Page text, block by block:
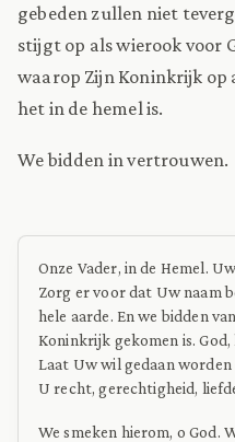
gebeden zullen niet
stijgt op als wierook voor
waarop Zijn Koninkrijk op
het in de hemel is.
We bidden in vertrouwen.
Onze Vader, in de Hemel.
Zorg er voor dat Uw naam
hele aarde. En we bidden
Koninkrijk gekomen is.
Laat Uw wil gedaan
U recht, gerechtigheid,
We smeken hierom, o God.